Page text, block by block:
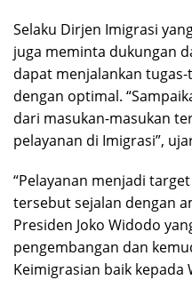
Selaku Dirjen Imigrasi
juga meminta dukungan
dapat menjalankan
dengan optimal.
dari masukan-masukan
pelayanan di Imigrasi”,
“Pelayanan menjadi
tersebut sejalan dengan
Presiden Joko Widodo
pengembangan dan
Keimigrasian baik kepada